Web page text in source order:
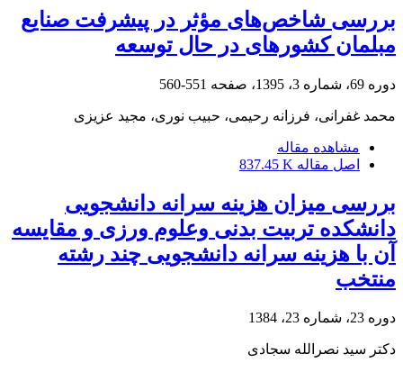
بررسی شاخص‌های مؤثر در پیشرفت صنایع
مبلمان کشورهای در حال توسعه
دوره 69، شماره 3، 1395، صفحه 551-560
محمد غفرانی، فرزانه رحیمی، حبیب نوری، مجید عزیزی
مشاهده مقاله
اصل مقاله 837.45 K
بررسی میزان هزینه سرانه دانشجویی
دانشکده تربیت بدنی وعلوم ورزی و مقایسه
آن با هزینه سرانه دانشجویی چند رشته
منتخب
دوره 23، شماره 23، 1384
دکتر سید نصرالله سجادی